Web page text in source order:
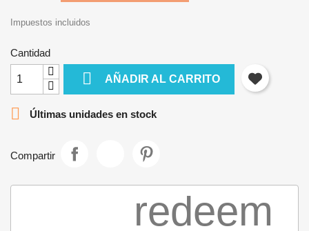
Impuestos incluidos
Cantidad
 AÑADIR AL CARRITO
 Últimas unidades en stock
Compartir
redeem